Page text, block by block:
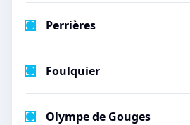
Perrières
Foulquier
Olympe de Gouges